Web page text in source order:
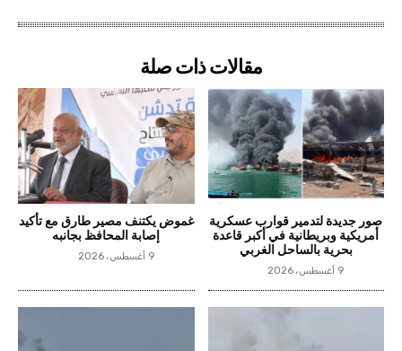
مقالات ذات صلة
صور جديدة لتدمير قوارب عسكرية
أمريكية وبريطانية في أكبر قاعدة
بحرية بالساحل الغربي
9 أغسطس، 2026
غموض يكتنف مصير طارق مع تأكيد
إصابة المحافظ بجانبه
9 أغسطس، 2026